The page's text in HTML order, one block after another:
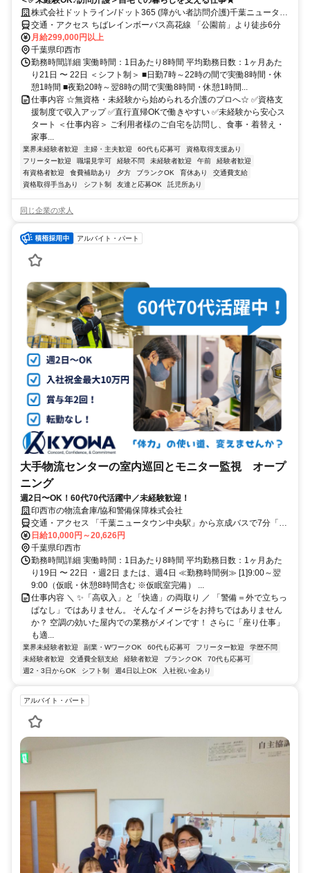
株式会社ドットライン/ドット365 (障がい者訪問介護)千葉ニュータウ
ン
交通・アクセス ちばレインボーバス高花線 「公園前」より徒歩6分
月給299,000円以上
千葉県印西市
勤務時間詳細 実働時間：1日あたり8時間 平均勤務日数：1ヶ月あた
り21日 〜 22日 ＜シフト制＞ ■⽇勤7時～22時の間で実働8時間・休
憩1時間 ■夜勤20時～翌8時の間で実働8時間・休憩1時間...
仕事内容 ☆無資格・未経験から始められる介護のプロへ☆ ✅資格支
援制度で収入アップ ✅直行直帰OKで働きやすい ✅未経験から安心ス
タート ＜仕事内容＞ ご利⽤者様のご⾃宅を訪問し、⾷事・着替え・
家事...
業界未経験者歓迎 主婦・主夫歓迎 60代も応募可
資格取得支援あり
フリーター歓迎
職場見学可 経験不問 未経験者歓迎 午前
経験者歓迎
有資格者歓迎
食費補助あり 夕方 ブランクOK 育休あり
交通費支給
資格取得手当あり
シフト制 友達と応募OK 託児所あり
同じ企業の求人
アルバイト・パート
大手物流センターの室内巡回とモニター監視 オープ
ニング
週2日〜OK！60代70代活躍中／未経験歓迎！
印西市の物流倉庫/協和警備保障株式会社
交通・アクセス 「千葉ニュータウン中央駅」から京成バスで7分「グ
ッドマンビジネスパークサウス」下車 ※車通勤可(無料駐車場有)
日給10,000円～20,626円
千葉県印西市
勤務時間詳細 実働時間：1日あたり8時間 平均勤務日数：1ヶ月あた
り19日 〜 22日 ・週2日 または、週4日 ≪勤務時間例≫ [1]9:00～翌
9:00（仮眠・休憩8時間含む ※仮眠室完備） ...
仕事内容 ＼ ✨「高収入」と「快適」の両取り ／ 「警備＝外で立ちっ
ぱなし」ではありません。 そんなイメージをお持ちではありません
か？ 空調の効いた屋内での業務がメインです！ さらに「座り仕事」
も適...
業界未経験者歓迎 副業・WワークOK 60代も応募可 フリーター歓迎
学歴不問
未経験者歓迎
交通費全額支給 経験者歓迎 ブランクOK
70代も応募可
週2・3日からOK
シフト制 週4日以上OK 入社祝い金あり
アルバイト・パート